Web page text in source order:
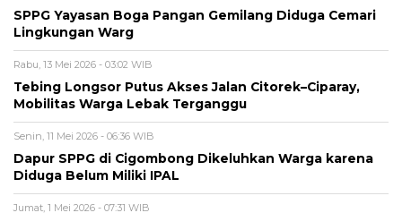
SPPG Yayasan Boga Pangan Gemilang Diduga Cemari
Lingkungan Warg
Rabu, 13 Mei 2026 - 03:02 WIB
Tebing Longsor Putus Akses Jalan Citorek–Ciparay,
Mobilitas Warga Lebak Terganggu
Senin, 11 Mei 2026 - 06:36 WIB
Dapur SPPG di Cigombong Dikeluhkan Warga karena
Diduga Belum Miliki IPAL
Jumat, 1 Mei 2026 - 07:31 WIB